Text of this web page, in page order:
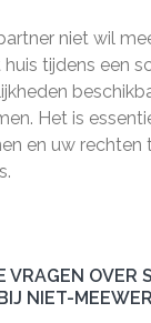
niet wil
tijdens een
Het is
en uw
VRAGEN OVER
NIET-